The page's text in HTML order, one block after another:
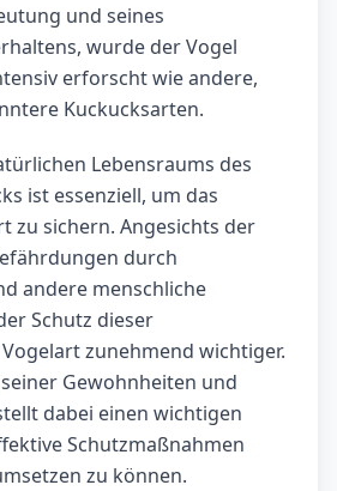
und seines
wurde der Vogel
erforscht wie andere,
Kuckucksarten.
Lebensraums des
ist essenziell, um das
zu sichern. Angesichts der
durch
andere menschliche
Schutz dieser
zunehmend wichtiger.
Gewohnheiten und
dabei einen wichtigen
Schutzmaßnahmen
zu können.